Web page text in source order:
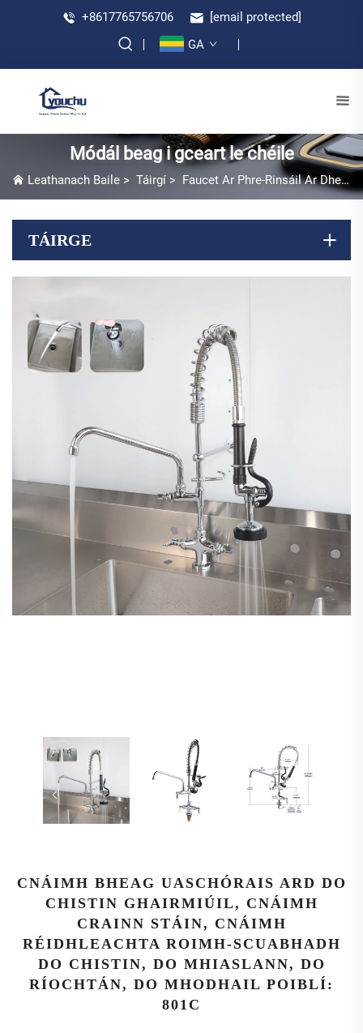
+8617765756706
[email protected]
GA
Módál beag i gceart le chéile
Leathanach Baile > Táirgí > Faucet Ar Phre-Rinsáil Ar Dheachán
TÁIRGE
CNÁIMH BHEAG UASCHÓRAIS ARD DO
CHISTIN GHAIRMIÚIL, CNÁIMH
CRAINN STÁIN, CNÁIMH
RÉIDHLEACHTA ROIMH-SCUABHADH
DO CHISTIN, DO MHIASLANN, DO
RÍOCHTÁN, DO MHODHAIL POIBLÍ:
801C